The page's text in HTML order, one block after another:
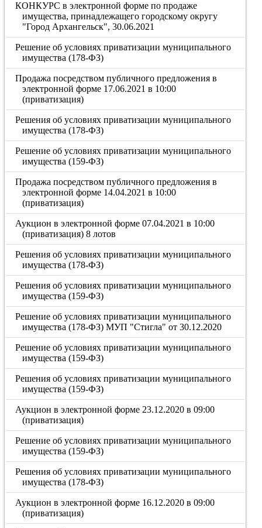
КОНКУРС в электронной форме по продаже
имущества, принадлежащего городскому округу
"Город Архангельск", 30.06.2021
Решение об условиях приватизации муниципального
имущества (178-ФЗ)
Продажа посредством публичного предложения в
электронной форме 17.06.2021 в 10:00
(приватизация)
Решения об условиях приватизации муниципального
имущества (178-ФЗ)
Решение об условиях приватизации муниципального
имущества (159-ФЗ)
Продажа посредством публичного предложения в
электронной форме 14.04.2021 в 10:00
(приватизация)
Аукцион в электронной форме 07.04.2021 в 10:00
(приватизация) 8 лотов
Решения об условиях приватизации муниципального
имущества (178-ФЗ)
Решения об условиях приватизации муниципального
имущества (159-ФЗ)
Решение об условиях приватизации муниципального
имущества (178-ФЗ) МУП "Стигла" от 30.12.2020
Решение об условиях приватизации муниципального
имущества (159-ФЗ)
Решения об условиях приватизации муниципального
имущества (159-ФЗ)
Аукцион в электронной форме 23.12.2020 в 09:00
(приватизация)
Решение об условиях приватизации муниципального
имущества (159-ФЗ)
Решения об условиях приватизации муниципального
имущества (178-ФЗ)
Аукцион в электронной форме 16.12.2020 в 09:00
(приватизация)